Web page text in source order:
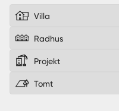
Villa
Radhus
Projekt
Tomt